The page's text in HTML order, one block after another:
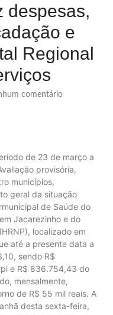
despesas,
e
Regional
comentário
de 23 de março a
provisória,
municípios,
geral da situação
de Saúde do
Jacarezinho e do
localizado em
até a presente data a
sendo R$
e R$ 836.754,43 do
mensalmente,
de R$ 55 mil reais. A
desta sexta-feira,